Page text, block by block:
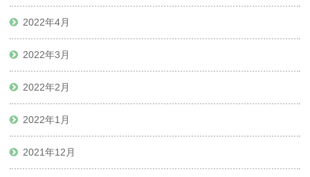
2022年4月
2022年3月
2022年2月
2022年1月
2021年12月